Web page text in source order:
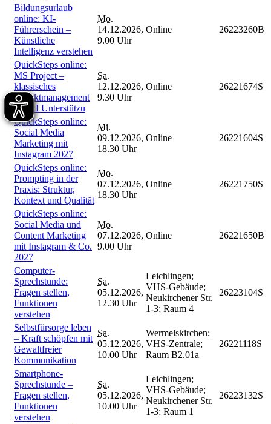
Bildungsurlaub
online: KI-
Führerschein –
Künstliche
Intelligenz verstehen
Mo.
14.12.2026,
9.00 Uhr
Online 26223260B
QuickSteps online:
MS Project –
klassisches
Projektmanagement
mit KI Unterstützu
Sa.
12.12.2026,
9.30 Uhr
Online 26221674S
QuickSteps online:
Social Media
Marketing mit
Instagram 2027
Mi.
09.12.2026,
18.30 Uhr
Online 26221604S
QuickSteps online:
Prompting in der
Praxis: Struktur,
Kontext und Qualität
Mo.
07.12.2026,
18.30 Uhr
Online 26221750S
QuickSteps online:
Social Media und
Content Marketing
mit Instagram & Co.
2027
Mo.
07.12.2026,
9.00 Uhr
Online 26221650B
Computer-
Sprechstunde:
Fragen stellen,
Funktionen
verstehen
Sa.
05.12.2026,
12.30 Uhr
Leichlingen;
VHS-Gebäude;
Neukirchener Str.
1-3; Raum 4
26223104S
Selbstfürsorge leben
– Kraft schöpfen mit
Gewaltfreier
Kommunikation
Sa.
05.12.2026,
10.00 Uhr
Wermelskirchen;
VHS-Zentrale;
Raum B2.01a
26221118S
Smartphone-
Sprechstunde –
Fragen stellen,
Funktionen
verstehen
Sa.
05.12.2026,
10.00 Uhr
Leichlingen;
VHS-Gebäude;
Neukirchener Str.
1-3; Raum 1
26223132S